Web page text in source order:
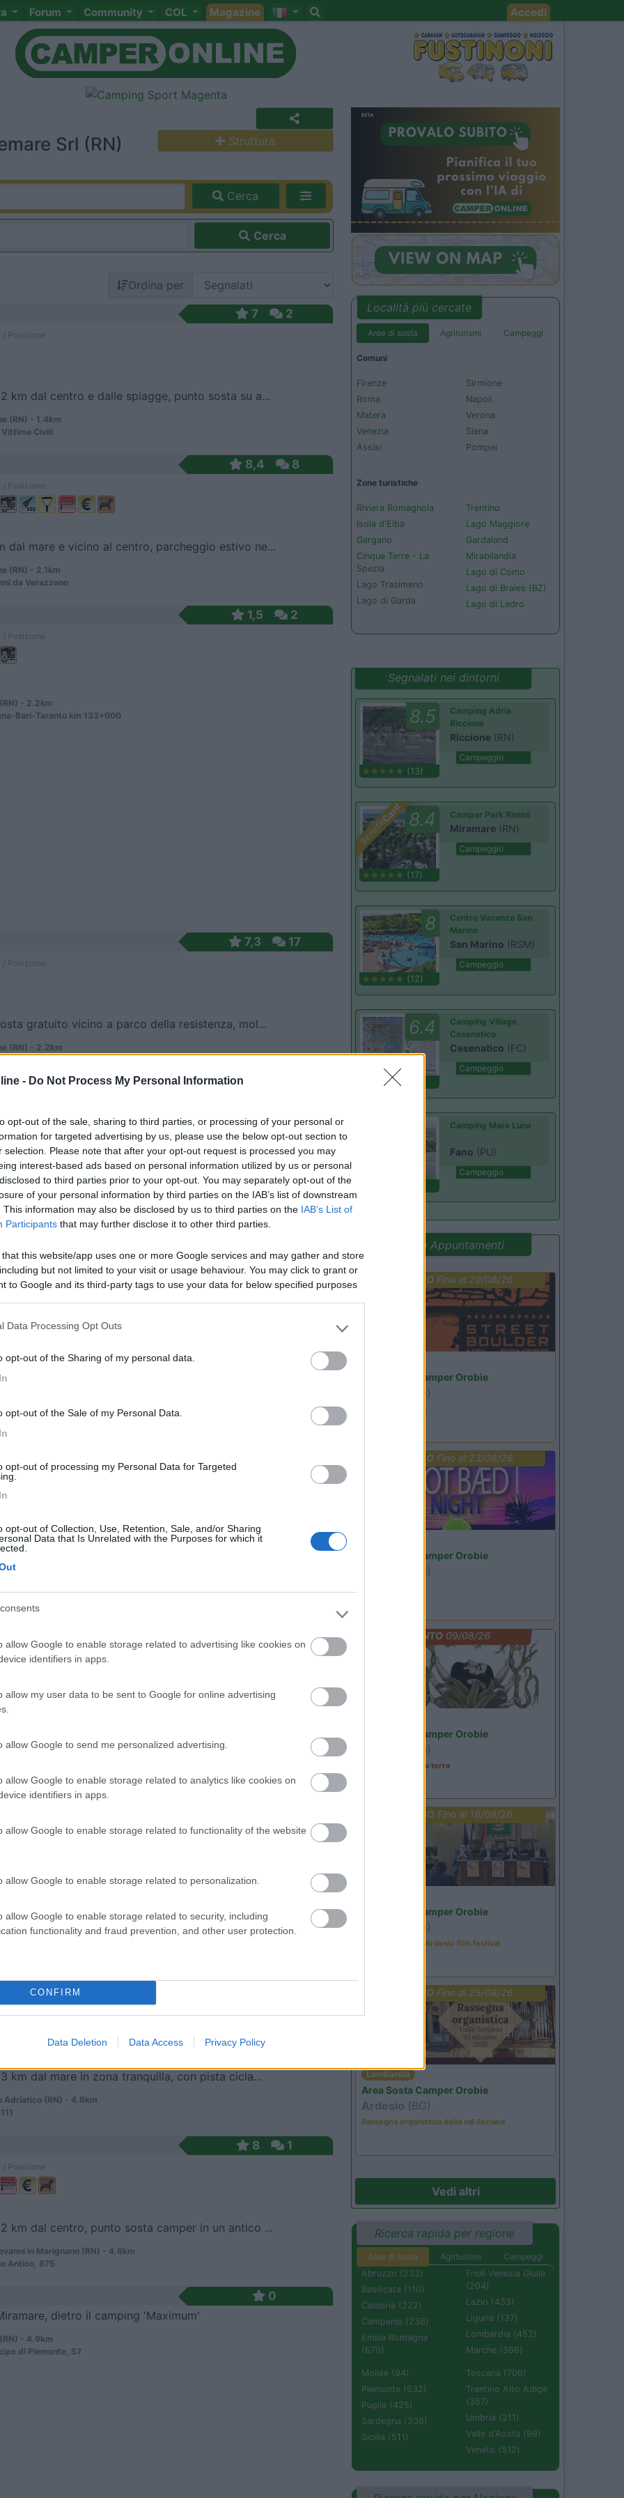
- Do Not Process My Personal Information
opt-out of the sale, sharing to third parties, or processing of your personal or
for targeted advertising by us, please use the below opt-out section to
selection. Please note that after your opt-out request is processed you may
interest-based ads based on personal information utilized by us or personal
to third parties prior to your opt-out. You may separately opt-out of the
of your personal information by third parties on the IAB’s list of downstream
This information may also be disclosed by us to third parties on the IAB’s List of
Participants that may further disclose it to other third parties.
that this website/app uses one or more Google services and may gather and store
but not limited to your visit or usage behaviour. You may click to grant or
to Google and its third-party tags to use your data for below specified purposes
Data Processing Opt Outs
opt-out of the Sharing of my personal data.
opt-out of the Sale of my Personal Data.
opt-out of processing my Personal Data for Targeted
opt-out of Collection, Use, Retention, Sale, and/or Sharing
Data that Is Unrelated with the Purposes for which it
allow Google to enable storage related to advertising like cookies on
identifiers in apps.
allow my user data to be sent to Google for online advertising
allow Google to send me personalized advertising.
allow Google to enable storage related to analytics like cookies on
identifiers in apps.
allow Google to enable storage related to functionality of the website
allow Google to enable storage related to personalization.
allow Google to enable storage related to security, including
functionality and fraud prevention, and other user protection.
CONFIRM
Data Deletion Data Access Privacy Policy
Forum Community COL Magazine Accedi
Srl (RN)
Struttura
Cerca
Cerca
Ordina per
7 2
km dal centro e dalle spiagge, punto sosta su a...
(RN) - 1.4km
Vittime Civili
8,4 8
dal mare e vicino al centro, parcheggio estivo ne...
(RN) - 2.1km
da Verazzano
1,5 2
- 2.2km
Bari-Taranto km 133+000
7,3 17
gratuito vicino a parco della resistenza, mol...
(RN) - 2.2km
(RN) - 2.3km
Bari-Taranto km 133+000
spiaggia parcheggio su asfalto con delimitazi...
1 - Piazzale Marinai d'Italia
Posizione
dal centro di Riccione, punto sosta (dancing momen...
(RN) - 2.6km
7,2
Posizione
(RN) - 2.9km
24
6,6
Posizione
del circuito Santa Monica, area sosta ...
Adriatico (RN) - 3.1km
dal mare, punto sosta in posizione centrale, lung...
Posizione
km dal mare in zona tranquilla, con pista cicla...
Adriatico (RN) - 4.6km
8 1
km dal centro, punto sosta camper in un antico ...
in Marignano (RN) - 4.6km
Antico, 875
0
dietro il camping 'Maximum'
- 4.9km
di Piemonte, 57
Località più cercate
Aree di sosta Agriturismi Campeggi
Comuni
Firenze
Roma
Matera
Venezia
Assisi
Sirmione
Napoli
Verona
Siena
Pompei
Zone turistiche
Riviera Romagnola
Isola d'Elba
Gargano
Cinque Terre - La
Spezia
Lago Trasimeno
Lago di Garda
Trentino
Lago Maggiore
Gardaland
Mirabilandia
Lago di Como
Lago di Braies (BZ)
Lago di Ledro
Segnalati nei dintorni
8.5
(13)
Camping Adria
Riccione
Riccione (RN)
Campeggio
Benefit
Card 8.4
(17)
Camper Park Rimini
Miramare (RN)
Campeggio
8
(12)
Centro Vacanze San
Marino
San Marino (RSM)
Campeggio
6.4
Camping Village
Cesenatico
Cesenatico (FC)
Campeggio
Camping Mare Luna
Fano (PU)
Campeggio
Promo e Appuntamenti
PROMO Fino al 29/08/26
Area Sosta Camper Orobie
(BG)
Ardesio si blocca
PROMO Fino al 23/08/26
Area Sosta Camper Orobie
(BG)
EVENTO09/08/26
Area Sosta Camper Orobie
(BG)
A levar l'ombra da terra
PROMO Fino al 18/08/26
Area Sosta Camper Orobie
(BG)
Sacrae Scenae - Ardesio film festival
PROMO Fino al 25/08/26
Lombardia
Area Sosta Camper Orobie
Ardesio (BG)
Rassegna organistica della val Seriana
Vedi altri
Ricerca rapida per regione
Aree di sosta Agriturismi
Campeggi
Abruzzo (232)
Basilicata (110)
Calabria (222)
Campania (236)
Emilia Romagna
(670)
Friuli Venezia Giulia
(204)
Lazio (433)
Liguria (137)
Lombardia (452)
Marche (366)
Molise (94)
Piemonte (632)
Puglia (425)
Sardegna (336)
Sicilia (511)
Toscana (706)
Trentino Alto Adige
(357)
Umbria (211)
Valle d'Aosta (99)
Veneto (512)